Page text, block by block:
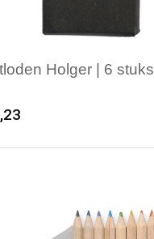
Holger | 6 stuks